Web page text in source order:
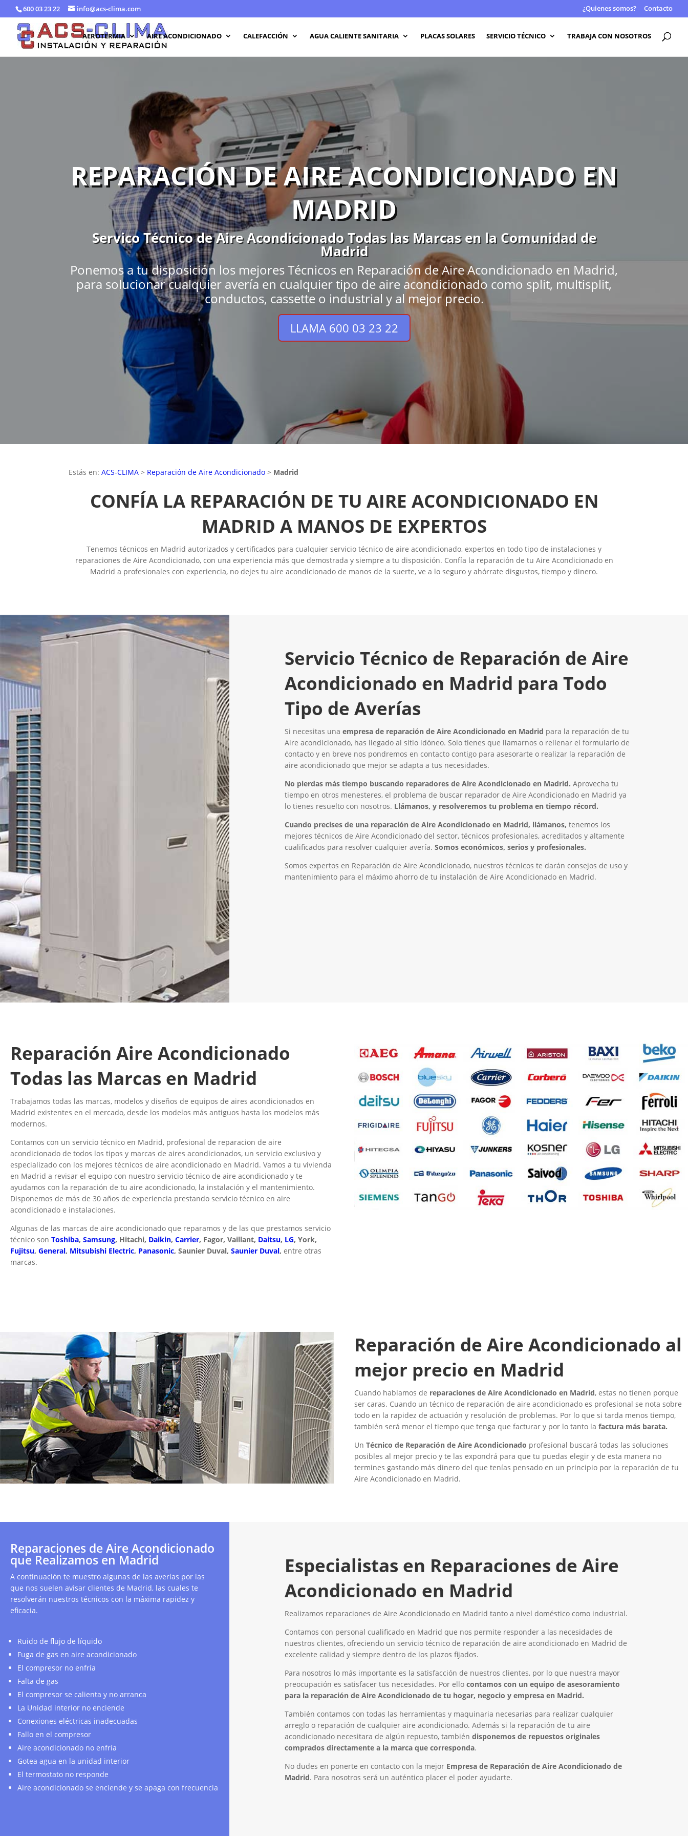
600 03 23 22 info@acs-clima.com ¿Quienes somos? Contacto
AEROTERMIA AIRE ACONDICIONADO CALEFACCIÓN AGUA CALIENTE SANITARIA PLACAS SOLARES SERVICIO TÉCNICO TRABAJA CON NOSOTROS
REPARACIÓN DE AIRE ACONDICIONADO EN
MADRID
Servico Técnico de Aire Acondicionado Todas las Marcas en la Comunidad de
Madrid
Ponemos a tu disposición los mejores Técnicos en Reparación de Aire Acondicionado en Madrid,
para solucionar cualquier avería en cualquier tipo de aire acondicionado como split, multisplit,
conductos, cassette o industrial y al mejor precio.
LLAMA 600 03 23 22
Estás en:ACS-CLIMA > Reparación de Aire Acondicionado > Madrid
CONFÍA LA REPARACIÓN DE TU AIRE ACONDICIONADO EN
MADRID A MANOS DE EXPERTOS
Tenemos técnicos en Madrid autorizados y certificados para cualquier servicio técnico de aire acondicionado, expertos en todo tipo de instalaciones y
reparaciones de Aire Acondicionado, con una experiencia más que demostrada y siempre a tu disposición. Confía la reparación de tu Aire Acondicionado en
Madrid a profesionales con experiencia, no dejes tu aire acondicionado de manos de la suerte, ve a lo seguro y ahórrate disgustos, tiempo y dinero.
Servicio Técnico de Reparación de Aire
Acondicionado en Madrid para Todo
Tipo de Averías
Si necesitas una empresa de reparación de Aire Acondicionado en Madrid para la reparación de tu
Aire acondicionado, has llegado al sitio idóneo. Solo tienes que llamarnos o rellenar el formulario de
contacto y en breve nos pondremos en contacto contigo para asesorarte o realizar la reparación de
aire acondicionado que mejor se adapta a tus necesidades.
No pierdas más tiempo buscando reparadores de Aire Acondicionado en Madrid. Aprovecha tu
tiempo en otros menesteres, el problema de buscar reparador de Aire Acondicionado en Madrid ya
lo tienes resuelto con nosotros. Llámanos, y resolveremos tu problema en tiempo récord.
Cuando precises de una reparación de Aire Acondicionado en Madrid, llámanos, tenemos los
mejores técnicos de Aire Acondicionado del sector, técnicos profesionales, acreditados y altamente
cualificados para resolver cualquier avería. Somos económicos, serios y profesionales.
Somos expertos en Reparación de Aire Acondicionado, nuestros técnicos te darán consejos de uso y
mantenimiento para el máximo ahorro de tu instalación de Aire Acondicionado en Madrid.
Reparación Aire Acondicionado
Todas las Marcas en Madrid
Trabajamos todas las marcas, modelos y diseños de equipos de aires acondicionados en
Madrid existentes en el mercado, desde los modelos más antiguos hasta los modelos más
modernos.
Contamos con un servicio técnico en Madrid, profesional de reparacion de aire
acondicionado de todos los tipos y marcas de aires acondicionados, un servicio exclusivo y
especializado con los mejores técnicos de aire acondicionado en Madrid. Vamos a tu vivienda
en Madrid a revisar el equipo con nuestro servicio técnico de aire acondicionado y te
ayudamos con la reparación de tu aire acondicionado, la instalación y el mantenimiento.
Disponemos de más de 30 años de experiencia prestando servicio técnico en aire
acondicionado e instalaciones.
Algunas de las marcas de aire acondicionado que reparamos y de las que prestamos servicio
técnico son Toshiba, Samsung, Hitachi, Daikin, Carrier, Fagor, Vaillant, Daitsu, LG, York,
Fujitsu, General, Mitsubishi Electric, Panasonic, Saunier Duval, Saunier Duval, entre otras
marcas.
Reparación de Aire Acondicionado al
mejor precio en Madrid
Cuando hablamos de reparaciones de Aire Acondicionado en Madrid, estas no tienen porque
ser caras. Cuando un técnico de reparación de aire acondicionado es profesional se nota sobre
todo en la rapidez de actuación y resolución de problemas. Por lo que si tarda menos tiempo,
también será menor el tiempo que tenga que facturar y por lo tanto lafactura más barata.
UnTécnico de Reparación de Aire Acondicionado profesional buscará todas las soluciones
posibles al mejor precio y te las expondrá para que tu puedas elegir y de esta manera no
termines gastando más dinero del que tenías pensado en un principio por la reparación de tu
Aire Acondicionado en Madrid.
Reparaciones de Aire Acondicionado
que Realizamos en Madrid
A continuación te muestro algunas de las averías por las
que nos suelen avisar clientes de Madrid, las cuales te
resolverán nuestros técnicos con la máxima rapidez y
eficacia.
Ruido de flujo de líquido
Fuga de gas en aire acondicionado
El compresor no enfría
Falta de gas
El compresor se calienta y no arranca
La Unidad interior no enciende
Conexiones eléctricas inadecuadas
Fallo en el compresor
Aire acondicionado no enfría
Gotea agua en la unidad interior
El termostato no responde
Aire acondicionado se enciende y se apaga con frecuencia
Especialistas en Reparaciones de Aire
Acondicionado en Madrid
Realizamos reparaciones de Aire Acondicionado en Madrid tanto a nivel doméstico como industrial.
Contamos con personal cualificado en Madrid que nos permite responder a las necesidades de
nuestros clientes, ofreciendo un servicio técnico de reparación de aire acondicionado en Madrid de
excelente calidad y siempre dentro de los plazos fijados.
Para nosotros lo más importante es la satisfacción de nuestros clientes, por lo que nuestra mayor
preocupación es satisfacer tus necesidades. Por ello contamos con un equipo de asesoramiento
para la reparación de Aire Acondicionado de tu hogar, negocio y empresa en Madrid.
También contamos con todas las herramientas y maquinaria necesarias para realizar cualquier
arreglo o reparación de cualquier aire acondicionado. Además si la reparación de tu aire
acondicionado necesitara de algún repuesto, también disponemos de repuestos originales
comprados directamente a la marca que corresponda.
No dudes en ponerte en contacto con la mejor Empresa de Reparación de Aire Acondicionado de
Madrid. Para nosotros será un auténtico placer el poder ayudarte.